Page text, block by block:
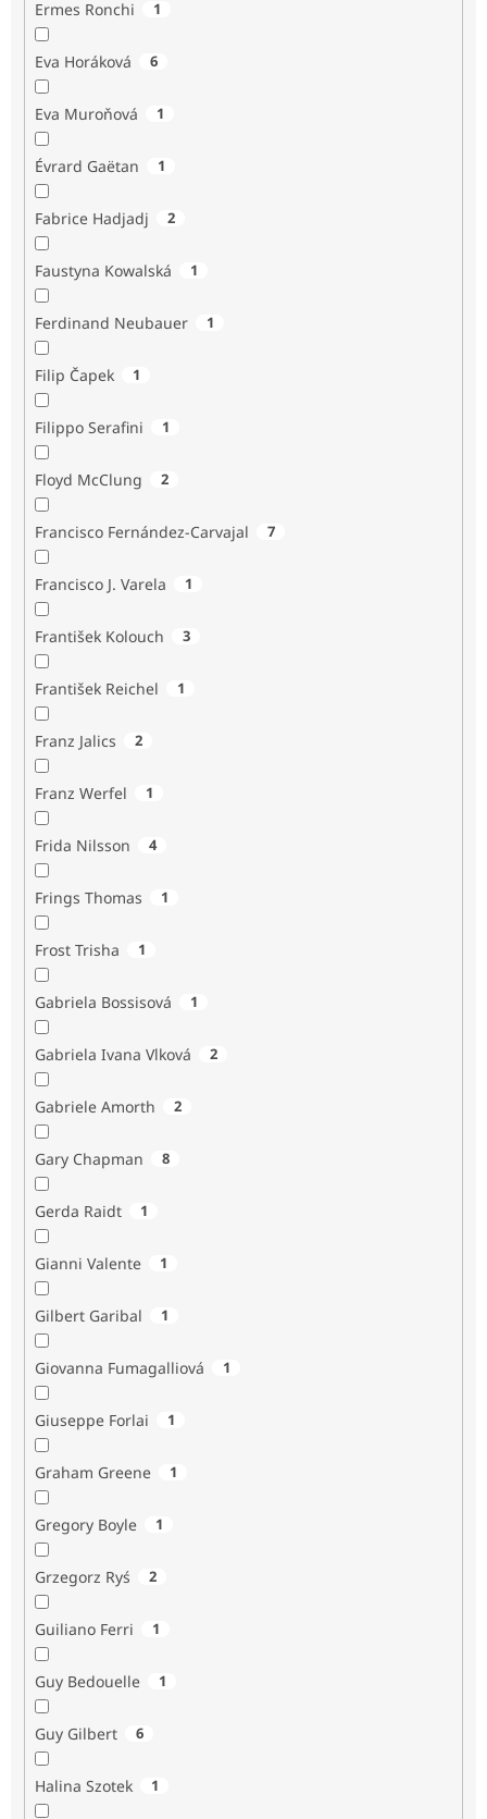
Ermes Ronchi 1
Eva Horáková 6
Eva Muroňová 1
Évrard Gaëtan 1
Fabrice Hadjadj 2
Faustyna Kowalská 1
Ferdinand Neubauer 1
Filip Čapek 1
Filippo Serafini 1
Floyd McClung 2
Francisco Fernández-Carvajal 7
Francisco J. Varela 1
František Kolouch 3
František Reichel 1
Franz Jalics 2
Franz Werfel 1
Frida Nilsson 4
Frings Thomas 1
Frost Trisha 1
Gabriela Bossisová 1
Gabriela Ivana Vlková 2
Gabriele Amorth 2
Gary Chapman 8
Gerda Raidt 1
Gianni Valente 1
Gilbert Garibal 1
Giovanna Fumagalliová 1
Giuseppe Forlai 1
Graham Greene 1
Gregory Boyle 1
Grzegorz Ryś 2
Guiliano Ferri 1
Guy Bedouelle 1
Guy Gilbert 6
Halina Szotek 1